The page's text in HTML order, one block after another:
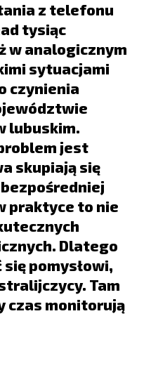
z telefonu
tysiąc
w analogicznym
sytuacjami
czynienia
lubuskim.
jest
skupiają się
praktyce to nie
Dlatego
pomysłowi,
Tam
czas monitorują